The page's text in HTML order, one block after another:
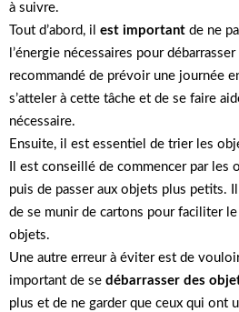
à suivre.
Tout d’abord, il est important de ne
l’énergie nécessaires pour
recommandé de prévoir une journée
s’atteler à cette tâche et de se faire
nécessaire.
Ensuite, il est essentiel de trier les
Il est conseillé de commencer par les
puis de passer aux objets plus petits.
de se munir de cartons pour faciliter
objets.
Une autre erreur à éviter est de
important de se débarrasser des
plus et de ne garder que ceux qui ont